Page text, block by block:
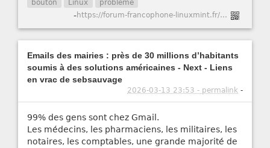
bouton Linux problème
- https://forum-francophone-linuxmint.fr/viewtopic.php?t=21751
Emails des mairies : près de 30 millions d’habitants
soumis à des solutions américaines - Next - Liens
en vrac de sebsauvage
2026-03-13 23:53 - permalink -
99% des gens sont chez Gmail.
Les médecins, les pharmaciens, les militaires, les
notaires, les comptables, une grande majorité de